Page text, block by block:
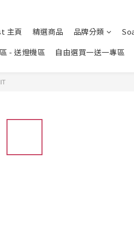
主頁 精選商品 品牌分類
- 送燈機區
自由選買一送一專區